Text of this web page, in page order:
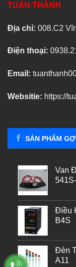
TUẤN THÀNH
Địa chỉ: 008.C2
Điện thoại:
Email:
Websitie: https://
SẢN PHẨM
Van
Điều
B4S
Đèn
A11